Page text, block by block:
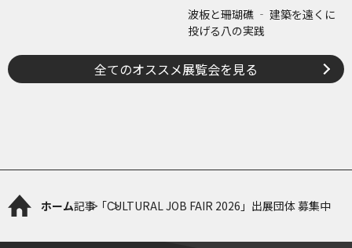
波板と珊瑚礁 ‐ 建築を遠くに
投げる八の実践
全てのオススメ展覧会を見る
ホーム記事「CULTURAL JOB FAIR 2026」出展団体 募集中